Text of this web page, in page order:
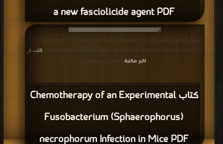
a new fasciolicide agent PDF
كتاب Chemotherapy of an Experimental
Fusobacterium (Sphaerophorus)
necrophorum Infection in Mice PDF
قراءة و تحميل كتاب كتاب Chemotherapy of an Experimental Fusobacterium
(Sphaerophorus) necrophorum Infection in Mice PDF مجانا | مكتبة >
كتب في
اكبر مكتبة
| التحميل : مرة/مرات